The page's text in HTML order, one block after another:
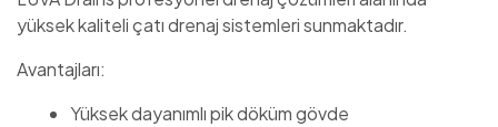
yüksek kaliteli çatı drenaj sistemleri sunmaktadır.
Avantajları:
Yüksek dayanımlı pik döküm gövde